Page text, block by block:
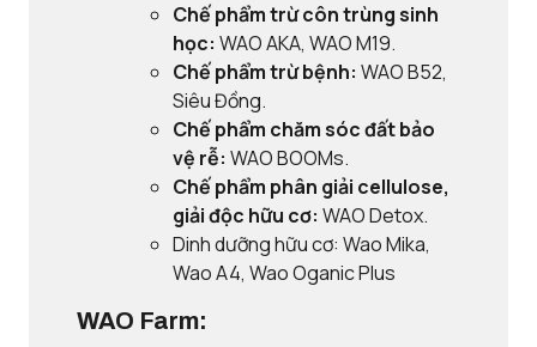
Chế phẩm trừ côn trùng sinh
học: WAO AKA, WAO M19.
Chế phẩm trừ bệnh: WAO B52,
Siêu Đồng.
Chế phẩm chăm sóc đất bảo
vệ rễ: WAO BOOMs.
Chế phẩm phân giải cellulose,
giải độc hữu cơ: WAO Detox.
Dinh dưỡng hữu cơ: Wao Mika,
Wao A4, Wao Oganic Plus
WAO Farm: